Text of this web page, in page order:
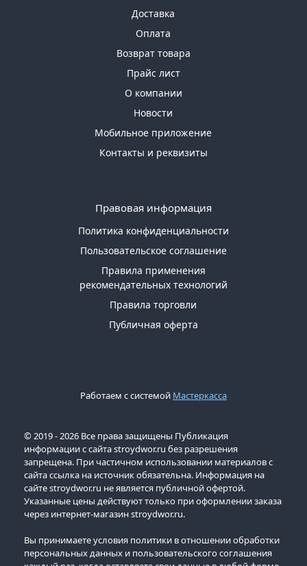
Доставка
Оплата
Возврат товара
Прайс лист
О компании
Новости
Мобильное приложение
Контакты и реквизиты
Правовая информация
Политика конфиденциальности
Пользовательское соглашение
Правила применения
рекомендательных технологий
Правила торговли
Публичная оферта
Работаем с системой Мастеркасса
© 2019 - 2026 Все права защищены Публикация
информации с сайта stroydwor.ru без разрешения
запрещена. При частичном использовании материалов с
сайта ссылка на источник обязательна. Информация на
сайте stroydwor.ru не является публичной офертой.
Указанные цены действуют только при оформлении заказа
через интернет-магазин stroydwor.ru.
Вы принимаете условия политики в отношении обработки
персональных данных и пользовательского соглашения